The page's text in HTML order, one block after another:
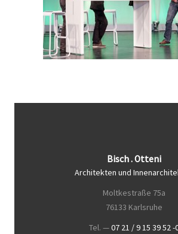
Bisch . Otteni
Architekten und
Moltkestraße 75a
76133 Karlsruhe
Tel. —07 21 / 9 15 39 52 -